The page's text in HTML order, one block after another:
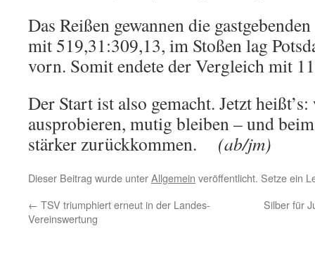
Das Reißen gewannen die
mit 519,31:309,13, im Stoßen lag
vorn. Somit endete der Vergleich mit
Der Start ist also gemacht. Jetzt
ausprobieren, mutig bleiben – und
stärker zurückkommen. (ab/jm)
Dieser Beitrag wurde unterAllgemein veröffentlicht. Setze ein
← TSV triumphiert erneut in der Landes-
Vereinswertung
Silber für